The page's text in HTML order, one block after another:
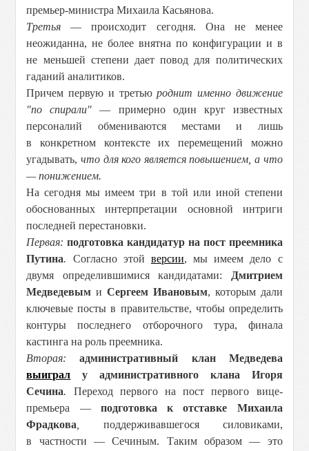
премьер-министра Михаила Касьянова.
Третья — происходит сегодня. Она не менее
неожиданна, не более внятна по конфигурации и в
не меньшей степени дает повод для политических
гаданий аналитиков.
Причем первую и третьюроднит именно движение
"по спирали" — примерно один круг известных
персоналий обмениваются местами и лишь
в конкретном контексте их перемещений можно
угадывать,что для кого является повышением, а что
— понижением.
На сегодня мы имеем три в той или иной степени
обоснованных интерпретации основной интриги
последней перестановки.
Первая:подготовка кандидатур на пост преемника
Путина. Согласно этой версии, мы имеем дело с
двумя определившимися кандидатами:
Дмитрием
Медведевым иСергеем Ивановым, которым дали
ключевые посты в правительстве, чтобы определить
контуры последнего отборочного тура, финала
кастинга на роль преемника.
Вторая:административный клан Медведева
выиграл у административного клана Игоря
Сечина. Переход первого на пост первого вице-
премьера — подготовка к отставке Михаила
Фрадкова
поддерживавшегося силовиками,
в частности — Сечиным. Таким образом — это